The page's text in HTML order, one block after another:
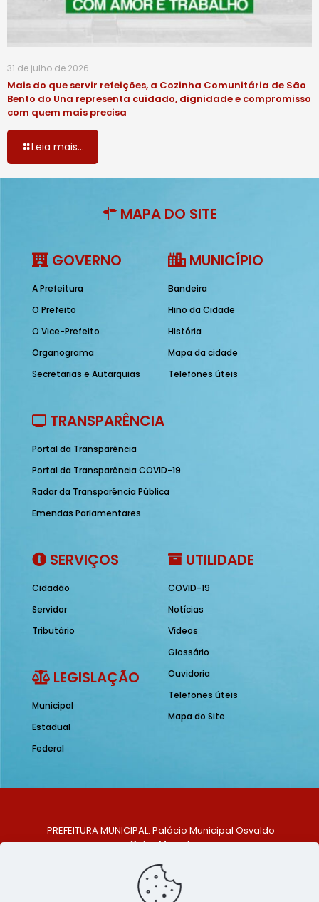
31 de julho de 2026
Mais do que servir refeições, a Cozinha Comunitária de São
Bento do Una representa cuidado, dignidade e compromisso
com quem mais precisa
Leia mais...
MAPA DO SITE
GOVERNO
A Prefeitura
O Prefeito
O Vice-Prefeito
Organograma
Secretarias e Autarquias
MUNICÍPIO
Bandeira
Hino da Cidade
História
Mapa da cidade
Telefones úteis
TRANSPARÊNCIA
Portal da Transparência
Portal da Transparência COVID-19
Radar da Transparência Pública
Emendas Parlamentares
SERVIÇOS
Cidadão
Servidor
Tributário
LEGISLAÇÃO
Municipal
Estadual
Federal
UTILIDADE
COVID-19
Notícias
Vídeos
Glossário
Ouvidoria
Telefones úteis
Mapa do Site
PREFEITURA MUNICIPAL: Palácio Municipal Osvaldo
Celso Maciel
Centro, São Bento do Una - PE. CEP: 553370-128
TELEFONE: (81) 99548-1569
E-MAIL: ouvidoria@saobentodouna.pe.gov.br